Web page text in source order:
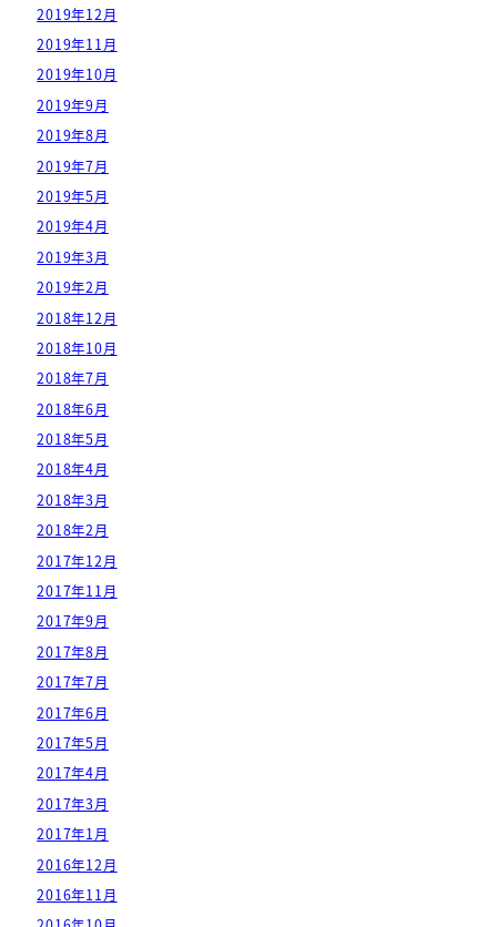
2019年12月
2019年11月
2019年10月
2019年9月
2019年8月
2019年7月
2019年5月
2019年4月
2019年3月
2019年2月
2018年12月
2018年10月
2018年7月
2018年6月
2018年5月
2018年4月
2018年3月
2018年2月
2017年12月
2017年11月
2017年9月
2017年8月
2017年7月
2017年6月
2017年5月
2017年4月
2017年3月
2017年1月
2016年12月
2016年11月